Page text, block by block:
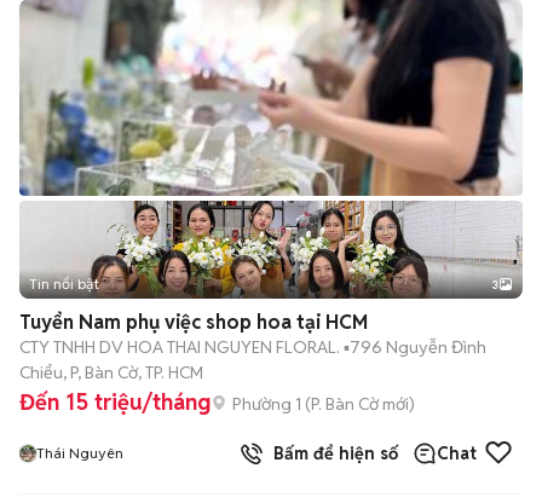
Tin nổi bật 3
Tuyển Nam phụ việc shop hoa tại HCM
CTY TNHH DV HOA THAI NGUYEN FLORAL. ▪️796 Nguyễn Đình
Chiểu, P, Bàn Cờ, TP. HCM
Đến 15 triệu/tháng Phường 1 (P. Bàn Cờmới)
Thái Nguyên Bấm để hiện số Chat